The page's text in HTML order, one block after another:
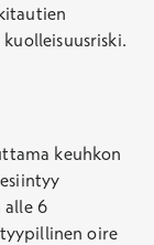
keuhkon
alle 6
oire